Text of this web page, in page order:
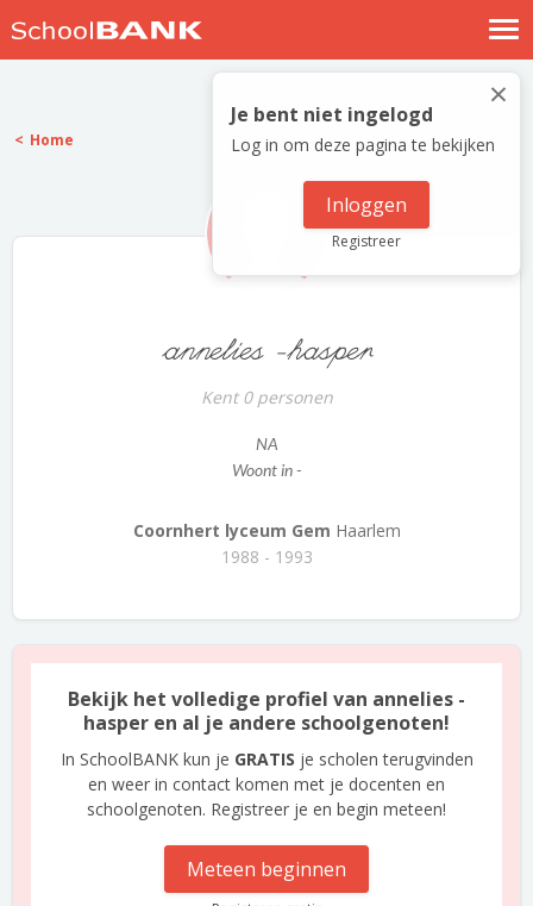
Nostalgische verhalen
Log in
Meld je gratis aan
×
Je bent niet ingelogd
Log in om deze pagina te bekijken
Inloggen
Registreer
Home
annelies -hasper
Kent 0 personen
NA
Woont in -
Coornhert lyceum Gem Haarlem
1988 - 1993
Bekijk het volledige profiel van annelies -
hasper en al je andere schoolgenoten!
In SchoolBANK kun je GRATIS je scholen terugvinden
en weer in contact komen met je docenten en
schoolgenoten. Registreer je en begin meteen!
Meteen beginnen